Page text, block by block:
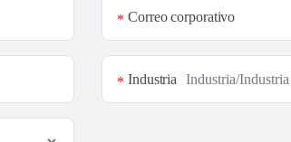
Correo corporativo
*
Industria
*